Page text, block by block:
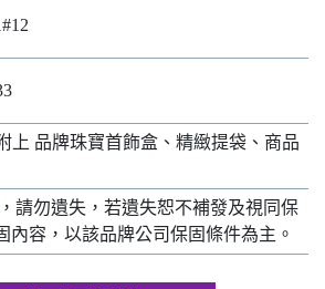
上 品牌珠寶首飾盒、精緻提袋、商品
請勿遺失，若遺失恕不補發及視同保
內容，以該品牌公司保固條件為主。